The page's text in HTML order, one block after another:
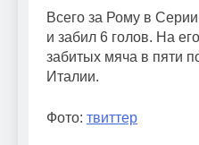
Всего за Рому в
и забил 6 голов. На
забитых мяча в пяти
Италии.
Фото: твиттер